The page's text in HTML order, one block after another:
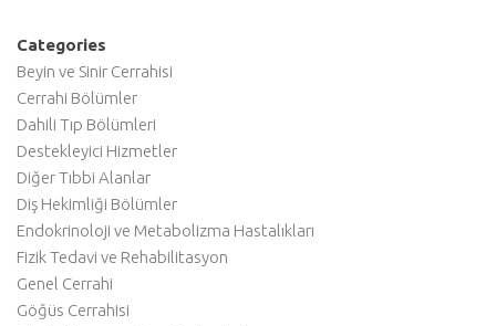
Categories
Beyin ve Sinir Cerrahisi
Cerrahi Bölümler
Dahili Tıp Bölümleri
Destekleyici Hizmetler
Diğer Tıbbi Alanlar
Diş Hekimliği Bölümler
Endokrinoloji ve Metabolizma Hastalıkları
Fizik Tedavi ve Rehabilitasyon
Genel Cerrahi
Göğüs Cerrahisi